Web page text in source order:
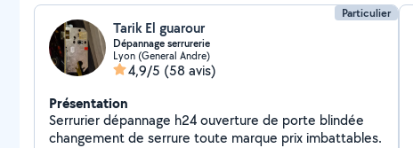
Particulier
Tarik El guarour
Dépannage serrurerie
Lyon (General Andre)
4,9/5 (58 avis)
Présentation
Serrurier dépannage h24 ouverture de porte blindée
changement de serrure toute marque prix imbattables.